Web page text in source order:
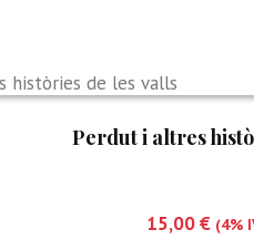
Perdut i altres
15,00€ (4%